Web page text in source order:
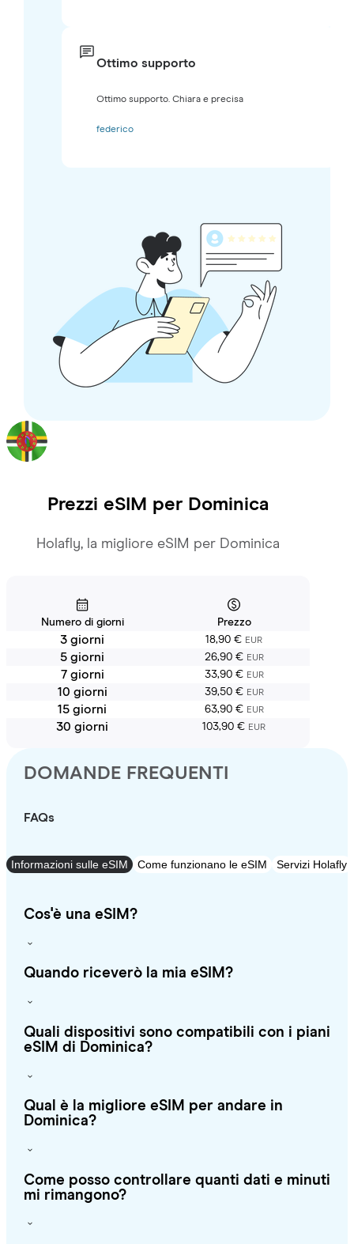
Ottimo supporto
Ottimo supporto. Chiara e precisa
federico
Prezzi eSIM per Dominica
Holafly, la migliore eSIM per Dominica
Numero di giorni Prezzo
3 giorni 18,90 € EUR
5 giorni 26,90 € EUR
7 giorni 33,90 € EUR
10 giorni 39,50 € EUR
15 giorni 63,90 € EUR
30 giorni 103,90 € EUR
DOMANDE FREQUENTI
FAQs
Informazioni sulle eSIM Come funzionano le eSIM Servizi Holafly
Cos'è una eSIM?
Quando riceverò la mia eSIM?
Quali dispositivi sono compatibili con i piani
eSIM di Dominica?
Qual è la migliore eSIM per andare in
Dominica?
Come posso controllare quanti dati e minuti
mi rimangono?